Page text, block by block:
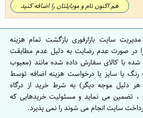
هم اکنون نام و موبایلتان را اضافه کنید
مدیریت سایت بازارفوری بازگشت تمام هزینه
در صورت عدم رضایت به دلیل عدم مطابقت
شده با کالای سفارش داده شده مانند (معیوب
یا سایز یا درخواست هزینه اضافه توسط
هر دلیل موجه دیگر) به شرط خرید از درگاه
تضمین می نماید و مسئولیت خریدهایی که
سایت انجام می شوند را نمی پذیرد.